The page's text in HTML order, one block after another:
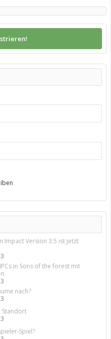
Impact Version 3.5 ist jetzt
in Sons of the forest mit
nach?
Standort
Spiel?